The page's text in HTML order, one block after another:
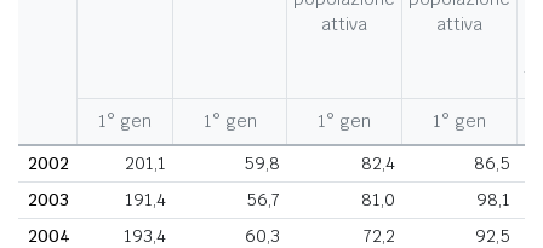
attiva
attiva
1° gen 1° gen 1° gen 1° gen
2002
201,1 59,8 82,4
86,5
2003
191,4 56,7 81,0
98,1
2004
193,4 60,3 72,2
92,5